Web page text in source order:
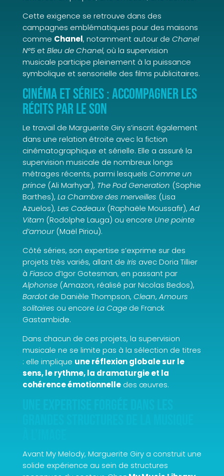
Cette exigence se retrouve dans des
campagnes emblématiques pour des maisons
comme Chanel, notamment autour de Chanel
N°5etBleu de Chanel, où la supervision
musicale participe pleinement à la puissance
symbolique et sensorielle des films publicitaires.
Cinéma et séries : accompagner les
récits par le son
Le travail de Marguerite Giry s’inscrit également
dans une relation étroite avec la fiction
cinématographique et sérielle. Elle a assuré la
supervision musicale de nombreux longs
métrages récents, parmi lesquels Comme un
prince(Ali Marhyar), The Pod Generation (Sophie
Barthes), La Chambre des merveilles (Lisa
Azuelos), Les Cadeaux(Raphaële Moussafir), Ad
Vitam(Rodolphe Lauga) ou encore Une pointe
d’amour(Maël Piriou).
Côté séries, son expertise s’exprime sur des
projets très variés, allant de Iris avec Doria Tillier
à Fiasco d’Igor Gotesman, en passant par
Alphonse(Amazon, réalisé par Nicolas Bedos),
Bardotde Danièle Thompson, Clean, Amours
solitaires ou encore La Cagede Franck
Gastambide.
Dans chacun de ces projets, la supervision
musicale ne se limite pas à la sélection de titres
: elle implique une réflexion globale sur le
sens, le rythme, la dramaturgie et la
cohérence émotionnelledes œuvres.
Avant My Melody, Marguerite Giry a construit une
solide expérience au sein de structures